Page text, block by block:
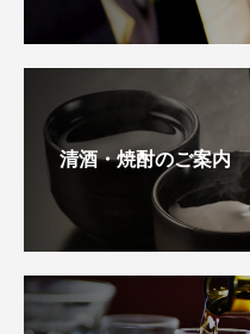
清酒・焼酎のご案内